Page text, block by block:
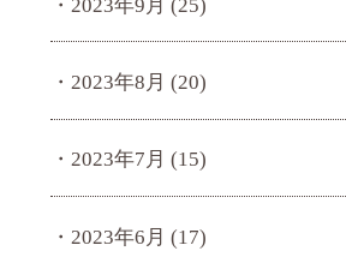
2023年9月 (25)
2023年8月 (20)
2023年7月 (15)
2023年6月 (17)